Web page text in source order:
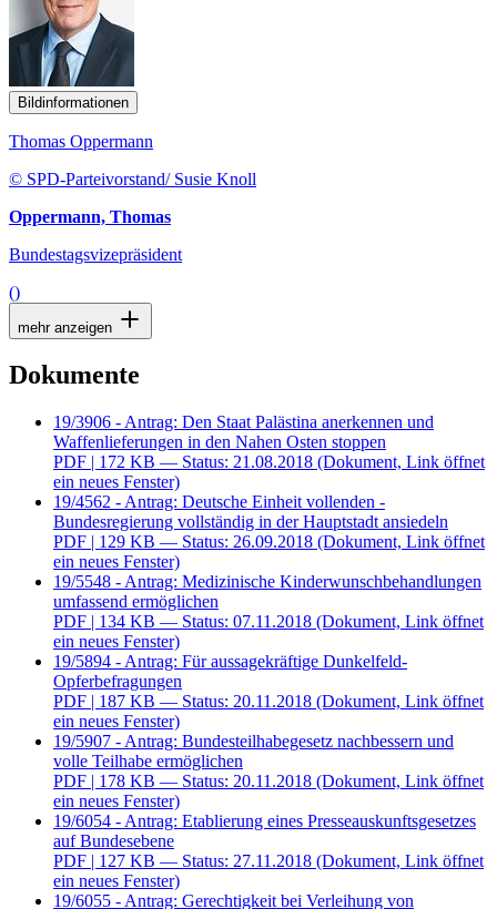
Bildinformationen
Thomas Oppermann
© SPD-Parteivorstand/ Susie Knoll
Oppermann, Thomas
Bundestagsvizepräsident
()
mehr anzeigen
Dokumente
19/3906 - Antrag: Den Staat Palästina anerkennen und
Waffenlieferungen in den Nahen Osten stoppen
PDF | 172 KB — Status: 21.08.2018 (Dokument, Link öffnet
ein neues Fenster)
19/4562 - Antrag: Deutsche Einheit vollenden -
Bundesregierung vollständig in der Hauptstadt ansiedeln
PDF | 129 KB — Status: 26.09.2018 (Dokument, Link öffnet
ein neues Fenster)
19/5548 - Antrag: Medizinische Kinderwunschbehandlungen
umfassend ermöglichen
PDF | 134 KB — Status: 07.11.2018 (Dokument, Link öffnet
ein neues Fenster)
19/5894 - Antrag: Für aussagekräftige Dunkelfeld-
Opferbefragungen
PDF | 187 KB — Status: 20.11.2018 (Dokument, Link öffnet
ein neues Fenster)
19/5907 - Antrag: Bundesteilhabegesetz nachbessern und
volle Teilhabe ermöglichen
PDF | 178 KB — Status: 20.11.2018 (Dokument, Link öffnet
ein neues Fenster)
19/6054 - Antrag: Etablierung eines Presseauskunftsgesetzes
auf Bundesebene
PDF | 127 KB — Status: 27.11.2018 (Dokument, Link öffnet
ein neues Fenster)
19/6055 - Antrag: Gerechtigkeit bei Verleihung von